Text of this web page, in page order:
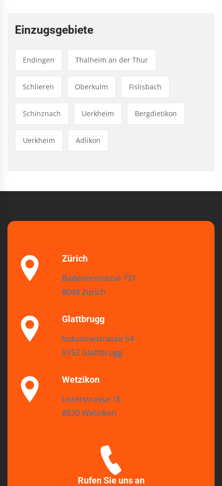
Einzugsgebiete
Endingen Thalheim an der Thur
Schlieren Oberkulm Fislisbach
Schinznach Uerkheim Bergdietikon
Uerkheim Adlikon
Zürich
Badenerstrasse 731
8048 Zürich
Glattbrugg
Industriestrasse 54
8152 Glattbrugg
Wetzikon
Usterstrasse 16
8620 Wetzikon
Rufen Sie uns an